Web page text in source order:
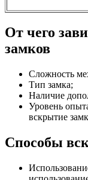
От чего
замков
Сложность
Тип замка;
Наличие
Уровень
вскрытие
Способы